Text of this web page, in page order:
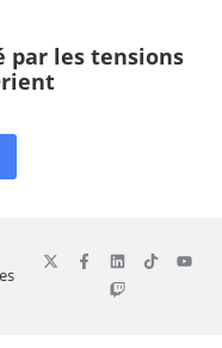
par les tensions